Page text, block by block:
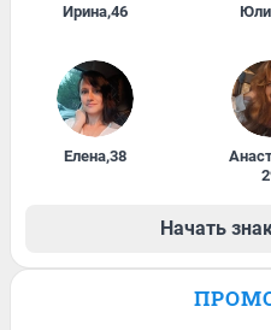
Ирина,46
Елена,38
Начать